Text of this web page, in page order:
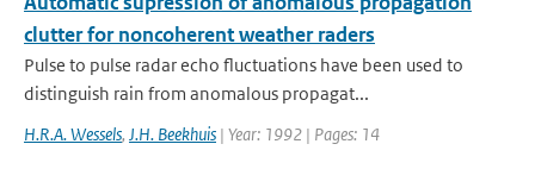
clutter for noncoherent weather raders
Pulse to pulse radar echo fluctuations have been used to
distinguish rain from anomalous propagat...
H.R.A. Wessels, J.H. Beekhuis | Year: 1992 | Pages: 14